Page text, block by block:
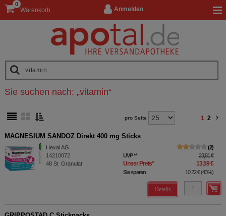
Anmelden
Warenkorb
0
Sie suchen nach: „vitamin“
pro Seite 1 2
MAGNESIUM SANDOZ Direkt 400 mg Sticks
Hexal AG
14210072
48 St Granulat
2
UVP** 23,81 €
Unser Preis* 13,59 €
Sie sparen 10,22 €(43%)
Details